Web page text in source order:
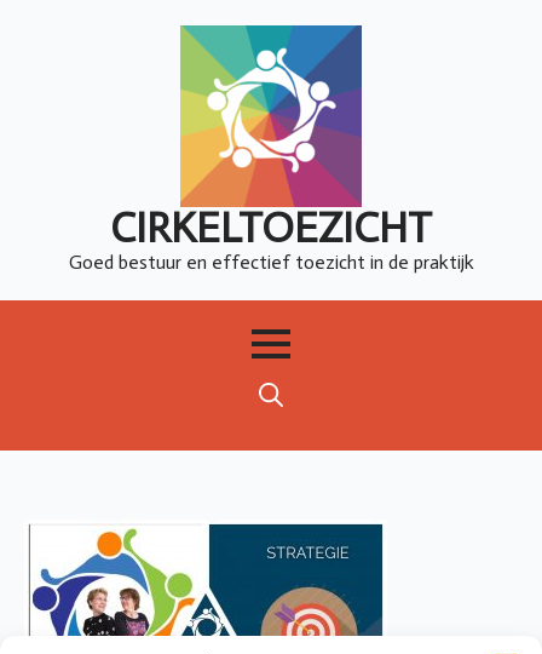
CIRKELTOEZICHT
Goed bestuur en effectief toezicht in de praktijk